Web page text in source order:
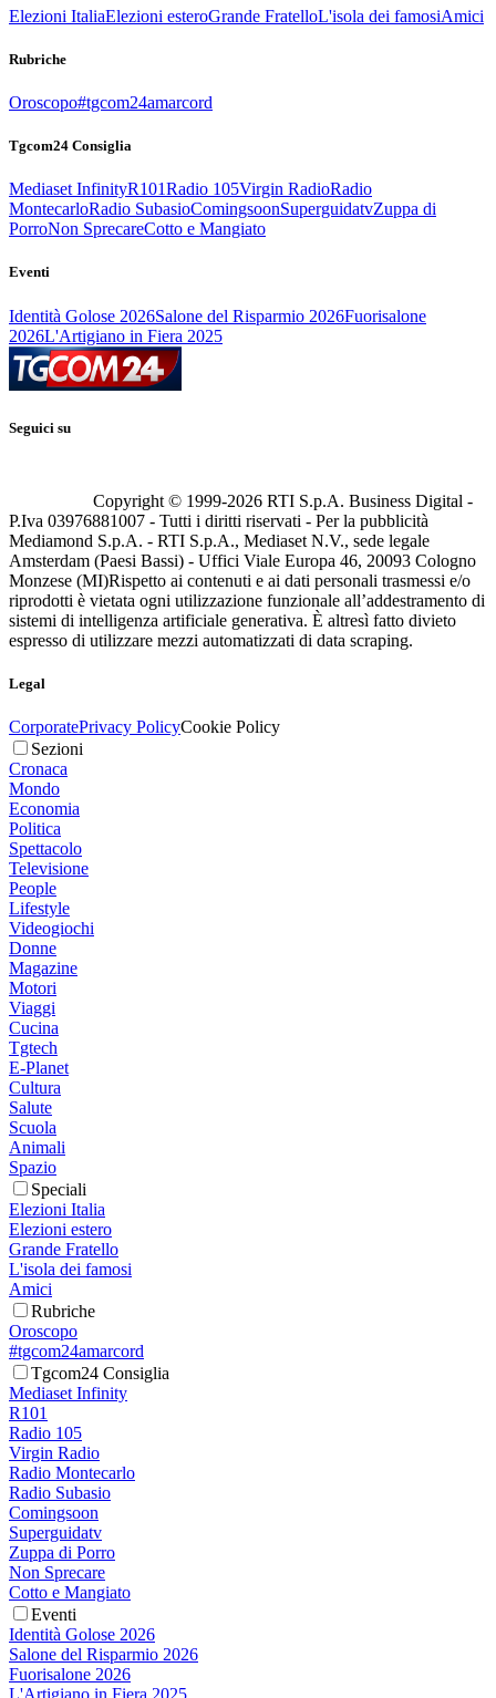
Elezioni ItaliaElezioni esteroGrande FratelloL'isola dei famosiAmici
Rubriche
Oroscopo#tgcom24amarcord
Tgcom24 Consiglia
Mediaset InfinityR101Radio 105Virgin RadioRadio
MontecarloRadio SubasioComingsoonSuperguidatvZuppa di
PorroNon SprecareCotto e Mangiato
Eventi
Identità Golose 2026Salone del Risparmio 2026Fuorisalone
2026L'Artigiano in Fiera 2025
Seguici su
Copyright © 1999-2026 RTI S.p.A. Business Digital -
P.Iva 03976881007 - Tutti i diritti riservati - Per la pubblicità
Mediamond S.p.A. - RTI S.p.A., Mediaset N.V., sede legale
Amsterdam (Paesi Bassi) - Uffici Viale Europa 46, 20093 Cologno
Monzese (MI)Rispetto ai contenuti e ai dati personali trasmessi e/o
riprodotti è vietata ogni utilizzazione funzionale all’addestramento di
sistemi di intelligenza artificiale generativa. È altresì fatto divieto
espresso di utilizzare mezzi automatizzati di data scraping.
Legal
CorporatePrivacy PolicyCookie Policy
Sezioni
Cronaca
Mondo
Economia
Politica
Spettacolo
Televisione
People
Lifestyle
Videogiochi
Donne
Magazine
Motori
Viaggi
Cucina
Tgtech
E-Planet
Cultura
Salute
Scuola
Animali
Spazio
Speciali
Elezioni Italia
Elezioni estero
Grande Fratello
L'isola dei famosi
Amici
Rubriche
Oroscopo
#tgcom24amarcord
Tgcom24 Consiglia
Mediaset Infinity
R101
Radio 105
Virgin Radio
Radio Montecarlo
Radio Subasio
Comingsoon
Superguidatv
Zuppa di Porro
Non Sprecare
Cotto e Mangiato
Eventi
Identità Golose 2026
Salone del Risparmio 2026
Fuorisalone 2026